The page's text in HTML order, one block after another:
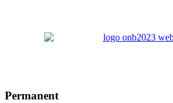
Permanent